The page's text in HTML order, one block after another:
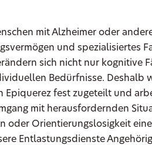
mit Alzheimer oder
und spezialisiertes
sich nicht nur kognitive
Bedürfnisse. Deshalb
Epiquerez fest zugeteilt und
mit herausfordernden
oder Orientierungslosigkeit
Entlastungsdienste